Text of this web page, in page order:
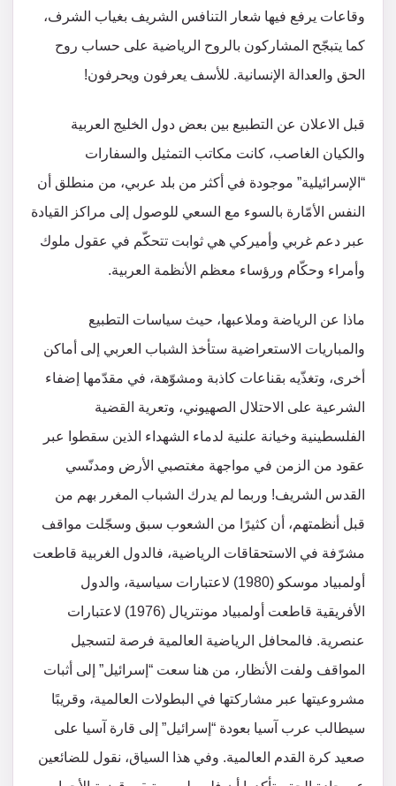
وقاعات يرفع فيها شعار التنافس الشريف بغياب الشرف،
كما يتبجّح المشاركون بالروح الرياضية على حساب روح
الحق والعدالة الإنسانية. للأسف يعرفون ويحرفون!
قبل الاعلان عن التطبيع بين بعض دول الخليج العربية
والكيان الغاصب، كانت مكاتب التمثيل والسفارات
“الإسرائيلية” موجودة في أكثر من بلد عربي، من منطلق أن
النفس الأمّارة بالسوء مع السعي للوصول إلى مراكز القيادة
عبر دعم غربي وأميركي هي ثوابت تتحكّم في عقول ملوك
وأمراء وحكّام ورؤساء معظم الأنظمة العربية.
ماذا عن الرياضة وملاعبها، حيث سياسات التطبيع
والمباريات الاستعراضية ستأخذ الشباب العربي إلى أماكن
أخرى، وتغذّيه بقناعات كاذبة ومشوّهة، في مقدّمها إضفاء
الشرعية على الاحتلال الصهيوني، وتعرية القضية
الفلسطينية وخيانة علنية لدماء الشهداء الذين سقطوا عبر
عقود من الزمن في مواجهة مغتصبي الأرض ومدنّسي
القدس الشريف! وربما لم يدرك الشباب المغرر بهم من
قبل أنظمتهم، أن كثيرًا من الشعوب سبق وسجّلت مواقف
مشرّفة في الاستحقاقات الرياضية، فالدول الغربية قاطعت
أولمبياد موسكو (1980) لاعتبارات سياسية، والدول
الأفريقية قاطعت أولمبياد مونتريال (1976) لاعتبارات
عنصرية. فالمحافل الرياضية العالمية فرصة لتسجيل
المواقف ولفت الأنظار، من هنا سعت “إسرائيل” إلى أثبات
مشروعيتها عبر مشاركتها في البطولات العالمية، وقريبًا
سيطالب عرب آسيا بعودة “إسرائيل” إلى قارة آسيا على
صعيد كرة القدم العالمية. وفي هذا السياق، نقول للضائعين